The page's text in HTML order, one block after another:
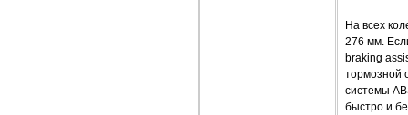
На всех
276 мм.
braking
тормозной
системы
быстро и